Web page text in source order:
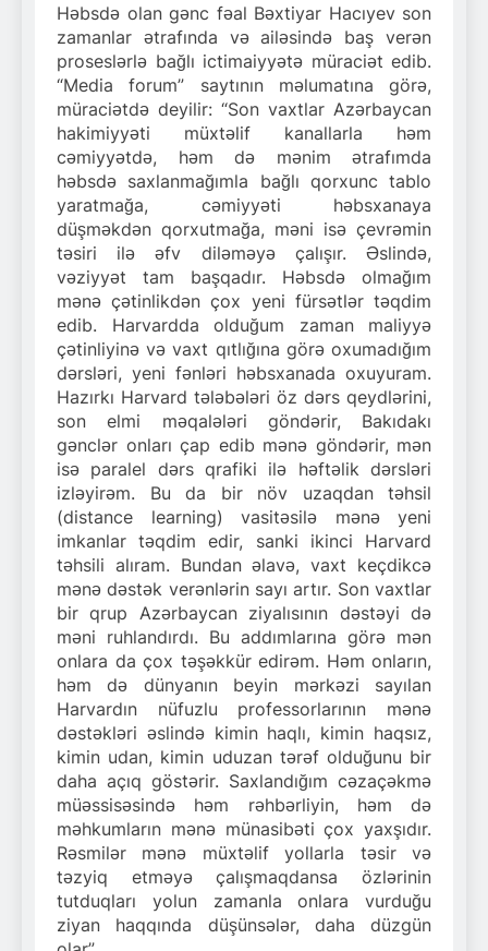
Həbsdə olan gənc fəal Bəxtiyar Hacıyev son
zamanlar ətrafında və ailəsində baş verən
proseslərlə bağlı ictimaiyyətə müraciət edib.
“Media forum” saytının məlumatına görə,
müraciətdə deyilir: “Son vaxtlar Azərbaycan
hakimiyyəti müxtəlif kanallarla həm
cəmiyyətdə, həm də mənim ətrafımda
həbsdə saxlanmağımla bağlı qorxunc tablo
yaratmağa, cəmiyyəti həbsxanaya
düşməkdən qorxutmağa, məni isə çevrəmin
təsiri ilə əfv diləməyə çalışır. Əslində,
vəziyyət tam başqadır. Həbsdə olmağım
mənə çətinlikdən çox yeni fürsətlər təqdim
edib. Harvardda olduğum zaman maliyyə
çətinliyinə və vaxt qıtlığına görə oxumadığım
dərsləri, yeni fənləri həbsxanada oxuyuram.
Hazırkı Harvard tələbələri öz dərs qeydlərini,
son elmi məqalələri göndərir, Bakıdakı
gənclər onları çap edib mənə göndərir, mən
isə paralel dərs qrafiki ilə həftəlik dərsləri
izləyirəm. Bu da bir növ uzaqdan təhsil
(distance learning) vasitəsilə mənə yeni
imkanlar təqdim edir, sanki ikinci Harvard
təhsili alıram. Bundan əlavə, vaxt keçdikcə
mənə dəstək verənlərin sayı artır. Son vaxtlar
bir qrup Azərbaycan ziyalısının dəstəyi də
məni ruhlandırdı. Bu addımlarına görə mən
onlara da çox təşəkkür edirəm. Həm onların,
həm də dünyanın beyin mərkəzi sayılan
Harvardın nüfuzlu professorlarının mənə
dəstəkləri əslində kimin haqlı, kimin haqsız,
kimin udan, kimin uduzan tərəf olduğunu bir
daha açıq göstərir. Saxlandığım cəzaçəkmə
müəssisəsində həm rəhbərliyin, həm də
məhkumların mənə münasibəti çox yaxşıdır.
Rəsmilər mənə müxtəlif yollarla təsir və
təzyiq etməyə çalışmaqdansa özlərinin
tutduqları yolun zamanla onlara vurduğu
ziyan haqqında düşünsələr, daha düzgün